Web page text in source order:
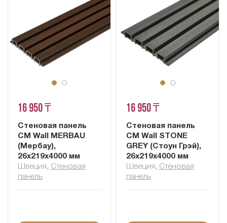
16 950 ₸
Стеновая панель
CM Wall MERBAU
(Мербау),
26x219x4000 мм
Швеция , Cтеновая
панель
16 950 ₸
Стеновая панель
CM Wall STONE
GREY (Стоун Грэй),
26x219x4000 мм
Швеция , Cтеновая
панель